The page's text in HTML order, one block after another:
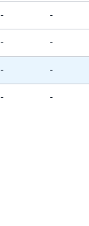
- -
- -
- -
- -